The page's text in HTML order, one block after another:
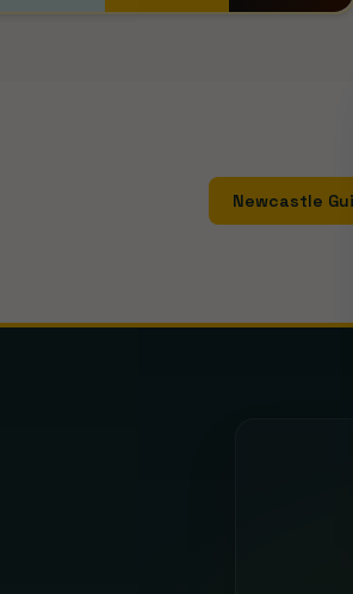
AjaxAZ AlkmaarExcelsiorFC
Newcastle